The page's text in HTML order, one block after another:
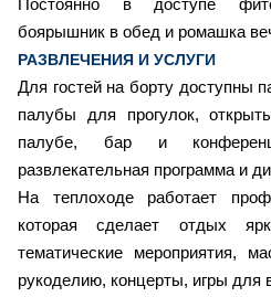
Постоянно в доступе
боярышник в обед и ромашка
РАЗВЛЕЧЕНИЯ И УСЛУГИ
Для гостей на борту доступны
палубы для прогулок,
палубе, бар и
развлекательная программа и
На теплоходе работает
которая сделает отдых
тематические мероприятия,
рукоделию, концерты, игры для